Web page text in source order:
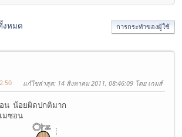
งหมด การกระทำของผู้ใช้
แก้ไขล่าสุด: 14 สิงหาคม 2011, 08:46:09 โดย เกมส์
น น้อยผิดปกติมาก
มซอน